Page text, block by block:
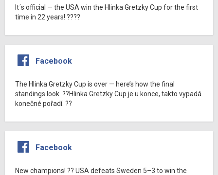
It´s official — the USA win the Hlinka Gretzky Cup for the first
time in 22 years! ????
Facebook
The Hlinka Gretzky Cup is over — here’s how the final
standings look. ??Hlinka Gretzky Cup je u konce, takto vypadá
konečné pořadí. ??
Facebook
New champions! ?? USA defeats Sweden 5–3 to win the